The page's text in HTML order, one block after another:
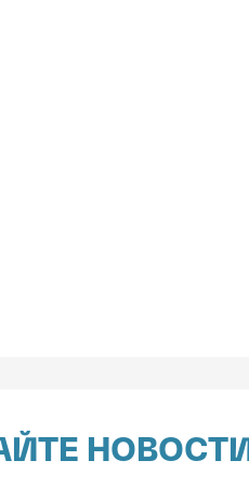
НОВОСТИ